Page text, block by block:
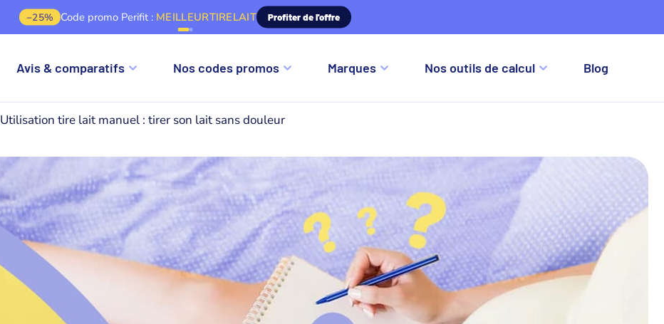
−10% Code promo Emy Pump :MEILLEURTIRELAIT Profiter de l'offre
Avis & comparatifs Nos codes promos Marques Nos outils de calcul Blog
Utilisation tire lait manuel : tirer son lait sans douleur